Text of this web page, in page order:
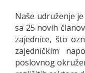
Naše udruženje
sa 25 novih
zajednice, što
zajedničkim
poslovnog